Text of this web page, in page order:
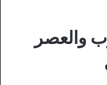
والعصر